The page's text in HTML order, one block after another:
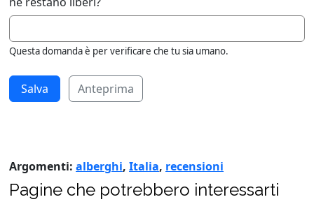
Questa domanda è per verificare che tu sia umano.
Anteprima
Argomenti: alberghi, Italia, recensioni
Pagine che potrebbero interessarti